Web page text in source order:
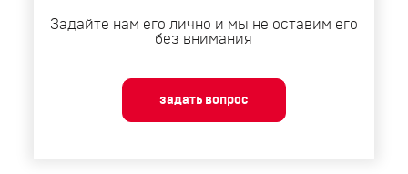
Задайте нам его лично и мы не оставим его
без внимания
задать вопрос